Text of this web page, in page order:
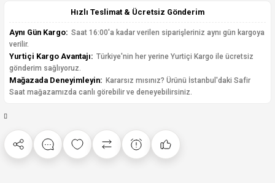
Hızlı Teslimat & Ücretsiz Gönderim
Aynı Gün Kargo: Saat 16:00'a kadar verilen siparişleriniz aynı gün kargoya
verilir.
Yurtiçi Kargo Avantajı: Türkiye'nin her yerine Yurtiçi Kargo ile ücretsiz
gönderim sağlıyoruz.
Mağazada Deneyimleyin: Kararsız mısınız? Ürünü İstanbul'daki Safir
Saat mağazamızda canlı görebilir ve deneyebilirsiniz.